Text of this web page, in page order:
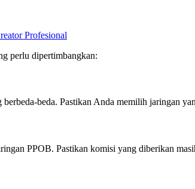
Profesional
perlu dipertimbangkan:
beda. Pastikan Anda memilih jaringan
PPOB. Pastikan komisi yang diberikan